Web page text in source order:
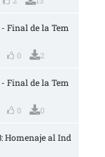
Final de la Tem
0 2
Final de la Tem
0 0
Homenaje al Ind